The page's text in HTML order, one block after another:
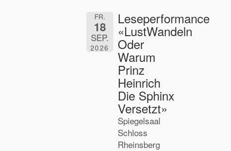
FR.
18
SEP.
2026
Leseperformance
«LustWandeln
Oder
Warum
Prinz
Heinrich
Die Sphinx
Versetzt»
Spiegelsaal
Schloss
Rheinsberg